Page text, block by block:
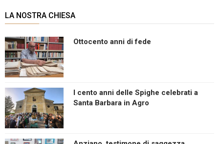
LA NOSTRA CHIESA
Ottocento anni di fede
I cento anni delle Spighe celebrati a
Santa Barbara in Agro